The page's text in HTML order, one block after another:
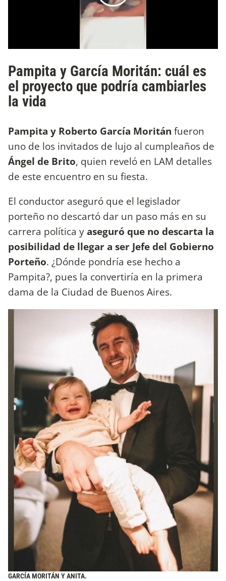
Pampita y García Moritán: cuál es
el proyecto que podría cambiarles
la vida
Pampita y Roberto García Moritán fueron
uno de los invitados de lujo al cumpleaños de
Ángel de Brito, quien reveló en LAM detalles
de este encuentro en su fiesta.
El conductor aseguró que el legislador
porteño no descartó dar un paso más en su
carrera política yaseguró que no descarta la
posibilidad de llegar a ser Jefe del Gobierno
Porteño. ¿Dónde pondría ese hecho a
Pampita?, pues la convertiría en la primera
dama de la Ciudad de Buenos Aires.
GARCÍA MORITÁN Y ANITA.